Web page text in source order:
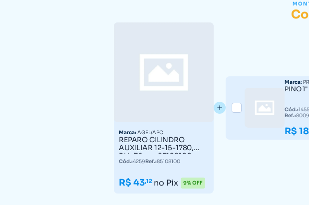
Marca:AGEL/APC
REPARO CILINDRO
AUXILIAR 12-15-1780,
BH- 76mm 85108100
Cód.:4259Ref.:85108100
R$ 43,12 no Pix 9% OFF
Marca:
PINO
Cód.:
Ref.:
R$ 18